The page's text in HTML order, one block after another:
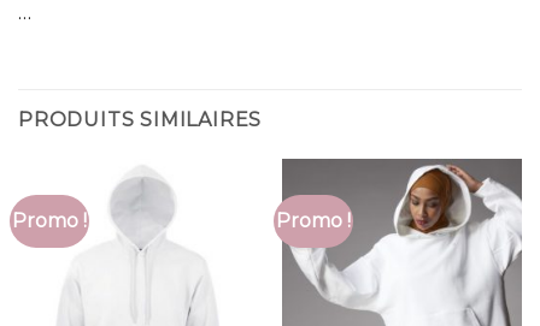
…
PRODUITS SIMILAIRES
Promo ! Promo !